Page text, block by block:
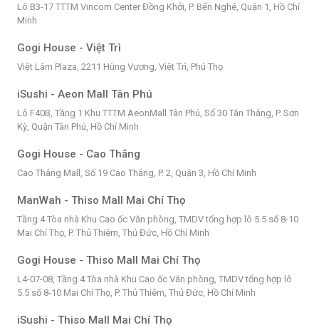
Lô B3-17 TTTM Vincom Center Đồng Khởi, P. Bến Nghé, Quận 1, Hồ Chí
Minh
Gogi House - Việt Trì
Việt Lâm Plaza, 2211 Hùng Vương, Việt Trì, Phú Thọ
iSushi - Aeon Mall Tân Phú
Lô F40B, Tầng 1 Khu TTTM AeonMall Tân Phú, Số 30 Tân Thắng, P. Sơn
Kỳ, Quận Tân Phú, Hồ Chí Minh
Gogi House - Cao Thắng
Cao Thắng Mall, Số 19 Cao Thắng, P. 2, Quận 3, Hồ Chí Minh
ManWah - Thiso Mall Mai Chí Thọ
Tầng 4 Tòa nhà Khu Cao ốc Văn phòng, TMDV tổng hợp lô 5.5 số 8-10
Mai Chí Thọ, P. Thủ Thiêm, Thủ Đức, Hồ Chí Minh
Gogi House - Thiso Mall Mai Chí Thọ
L4-07-08, Tầng 4 Tòa nhà Khu Cao ốc Văn phòng, TMDV tổng hợp lô
5.5 số 8-10 Mai Chí Thọ, P. Thủ Thiêm, Thủ Đức, Hồ Chí Minh
iSushi - Thiso Mall Mai Chí Thọ